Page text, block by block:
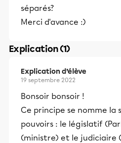
séparés?
Merci d'avance :)
Explication (1)
Explication d’élève
19 septembre 2022
Bonsoir bonsoir !
Ce principe se nomme la
pouvoirs : le législatif
(ministre) et le judiciaire